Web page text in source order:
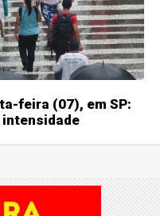
feira (07), em SP:
intensidade